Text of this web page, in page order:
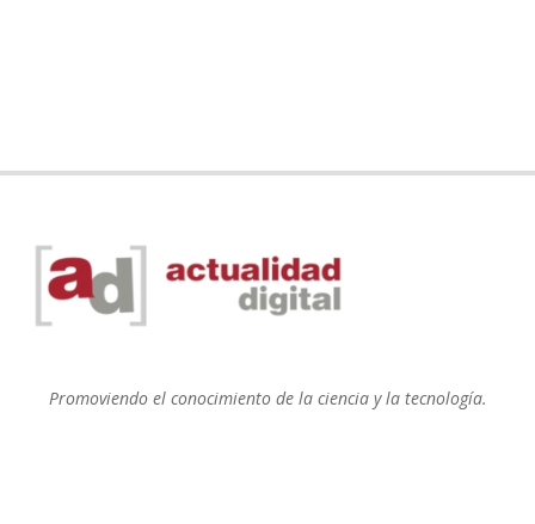
Promoviendo el conocimiento de la ciencia y la tecnología.